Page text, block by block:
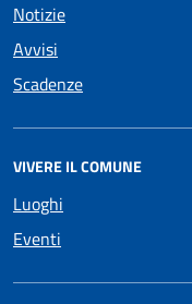
Notizie
Avvisi
Scadenze
VIVERE IL COMUNE
Luoghi
Eventi